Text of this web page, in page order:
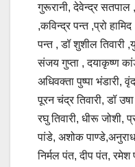
गुरूरानी, देवेन्द्र सतपाल
,कविन्द्र पन्त ,प्रो
पन्त , डॉ शुशील तिवारी
संजय गुप्ता , दयाकृष्ण
अधिवक्ता पुष्पा भंडारी,
पूरन चंद्र तिवारी, डॉ
रघु तिवारी, धीरू जोशी,
पांडे, अशोक
निर्मल पंत, दीप पंत, रमेश